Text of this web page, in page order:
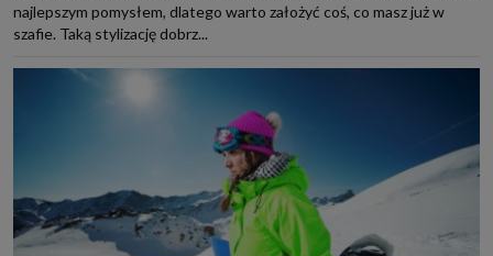
najlepszym pomysłem, dlatego warto założyć coś, co masz już w
szafie. Taką stylizację dobrz...